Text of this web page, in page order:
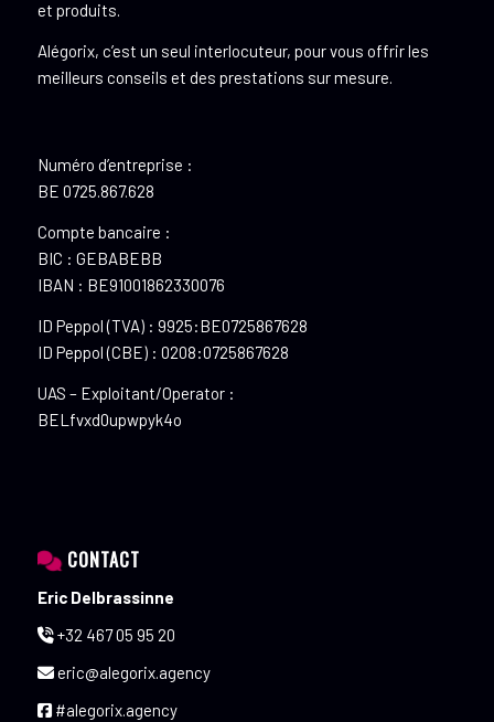
et produits.
Alégorix, c’est un seul interlocuteur, pour vous offrir les
meilleurs conseils et des prestations sur mesure.
Numéro d’entreprise :
BE 0725.867.628
Compte bancaire :
BIC : GEBABEBB
IBAN : BE91001862330076
ID Peppol (TVA) : 9925:BE0725867628
ID Peppol (CBE) : 0208:0725867628
UAS – Exploitant/Operator :
BELfvxd0upwpyk4o
CONTACT
Eric Delbrassinne
+32 467 05 95 20
eric@alegorix.agency
#alegorix.agency